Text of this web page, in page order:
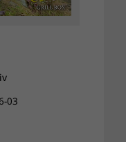
03